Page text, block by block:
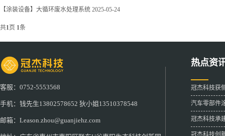
【涂装设备】大循环废水处理系统 2025-05-24
共1页 1条
客服：0752-5553568
手机：钱先生13802578652 狄小姐13510378548
邮箱：Leason.zhou@guanjiehz.com
热点资
冠杰科技获
汽车零部件
冠杰科技承
冠杰科技创